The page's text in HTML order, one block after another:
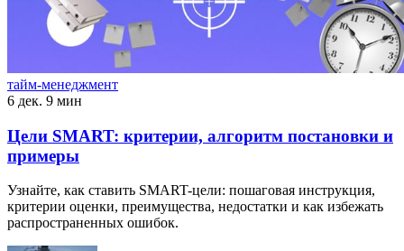
тайм-менеджмент
6 дек. 9 мин
Цели SMART: критерии, алгоритм постановки и
примеры
Узнайте, как ставить SMART-цели: пошаговая инструкция,
критерии оценки, преимущества, недостатки и как избежать
распространенных ошибок.